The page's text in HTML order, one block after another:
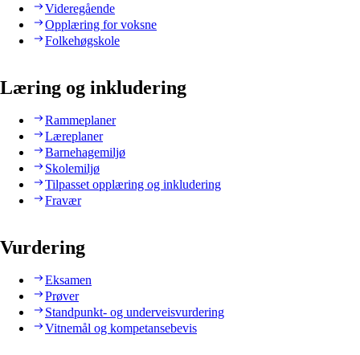
Videregående
Opplæring for voksne
Folkehøgskole
Læring og inkludering
Rammeplaner
Læreplaner
Barnehagemiljø
Skolemiljø
Tilpasset opplæring og inkludering
Fravær
Vurdering
Eksamen
Prøver
Standpunkt- og underveisvurdering
Vitnemål og kompetansebevis